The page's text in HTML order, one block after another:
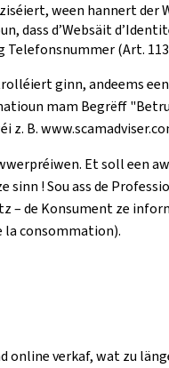
ween hannert
dass d’Websäit
Telefonsnummer (Art.
ginn, andeems
mam Begrëff
B.
Et soll
sinn ! Sou ass de
– de Konsument ze
la consommation).
online verkaf, wat zu